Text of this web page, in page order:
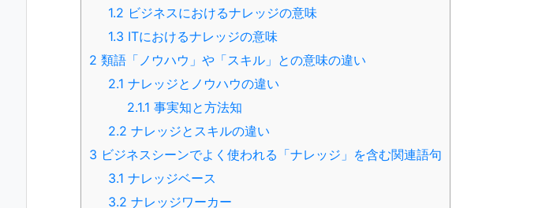
1.2 ビジネスにおけるナレッジの意味
1.3 ITにおけるナレッジの意味
2 類語「ノウハウ」や「スキル」との意味の違い
2.1 ナレッジとノウハウの違い
2.1.1 事実知と方法知
2.2 ナレッジとスキルの違い
3 ビジネスシーンでよく使われる「ナレッジ」を含む関連語句
3.1 ナレッジベース
3.2 ナレッジワーカー